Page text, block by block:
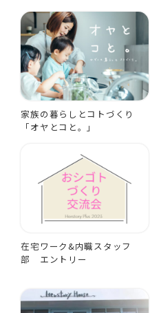
家族の暮らしとコトづくり
「オヤとコと。」
在宅ワーク&内職スタッフ
部 エントリー